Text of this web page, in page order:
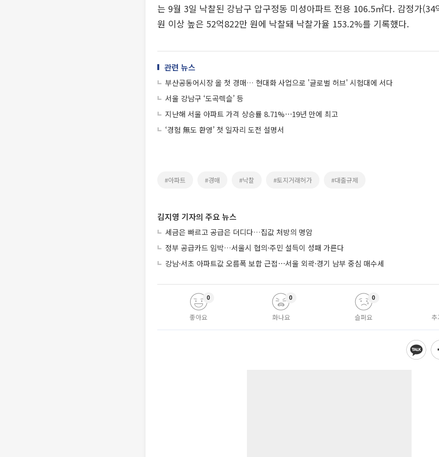
는 9월 3일 낙찰된 강남구 압구정동 미성아파트 전용 106.5㎡다. 감정가(34
원 이상 높은 52억822만 원에 낙찰돼 낙찰가율 153.2%를 기록했다.
관련 뉴스
부산공동어시장 올 첫 경매… 현대화 사업으로 '글로벌 허브' 시험대에 서다
서울 강남구 ‘도곡렉슬’ 등
지난해 서울 아파트 가격 상승률 8.71%⋯19년 만에 최고
‘경험 無도 환영’ 첫 일자리 도전 설명서
#아파트 #경매 #낙찰 #토지거래허가 #대출규제
김지영 기자의 주요 뉴스
세금은 빠르고 공급은 더디다…집값 처방의 명암
정부 공급카드 임박…서울시 협의·주민 설득이 성패 가른다
강남·서초 아파트값 오름폭 보합 근접⋯서울 외곽·경기 남부 중심 매수세
좋아요
0
화나요
0
슬퍼요
0